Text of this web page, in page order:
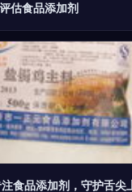
估食品添加剂
食品添加剂，守护舌尖